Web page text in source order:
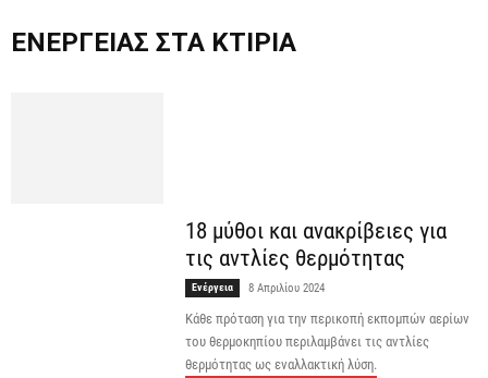
ΕΝΈΡΓΕΙΑΣ ΣΤΑ ΚΤΊΡΙΑ
18 μύθοι και ανακρίβειες για
τις αντλίες θερμότητας
Ενέργεια 8 Απριλίου 2024
Κάθε πρόταση για την περικοπή εκπομπών αερίων
του θερμοκηπίου περιλαμβάνει τις αντλίες
θερμότητας ως εναλλακτική λύση.